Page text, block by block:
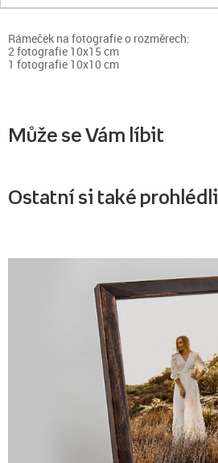
Rámeček na fotografie o rozměrech:
2 fotografie 10x15 cm
1 fotografie 10x10 cm
Může se Vám líbit
Ostatní si také prohlédli